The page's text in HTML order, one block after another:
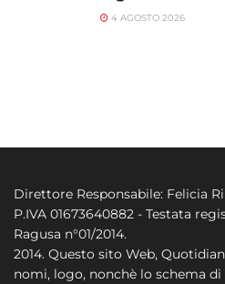
4 AGOSTO 2026
Direttore Responsabile: Felicia
P.IVA 01673640882 - Testata
Ragusa n°01/2014.
2014. Questo sito Web,
nomi, logo, nonchè lo schema